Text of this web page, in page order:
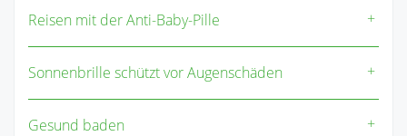
Reisen mit der Anti-Baby-Pille
Sonnenbrille schützt vor Augenschäden
Gesund baden